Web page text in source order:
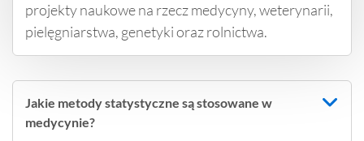
projekty naukowe na rzecz medycyny, weterynarii,
pielęgniarstwa, genetyki oraz rolnictwa.
Jakie metody statystyczne są stosowane w
medycynie?